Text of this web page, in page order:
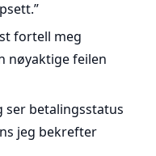
fortell meg
nøyaktige feilen
ser betalingsstatus
jeg bekrefter